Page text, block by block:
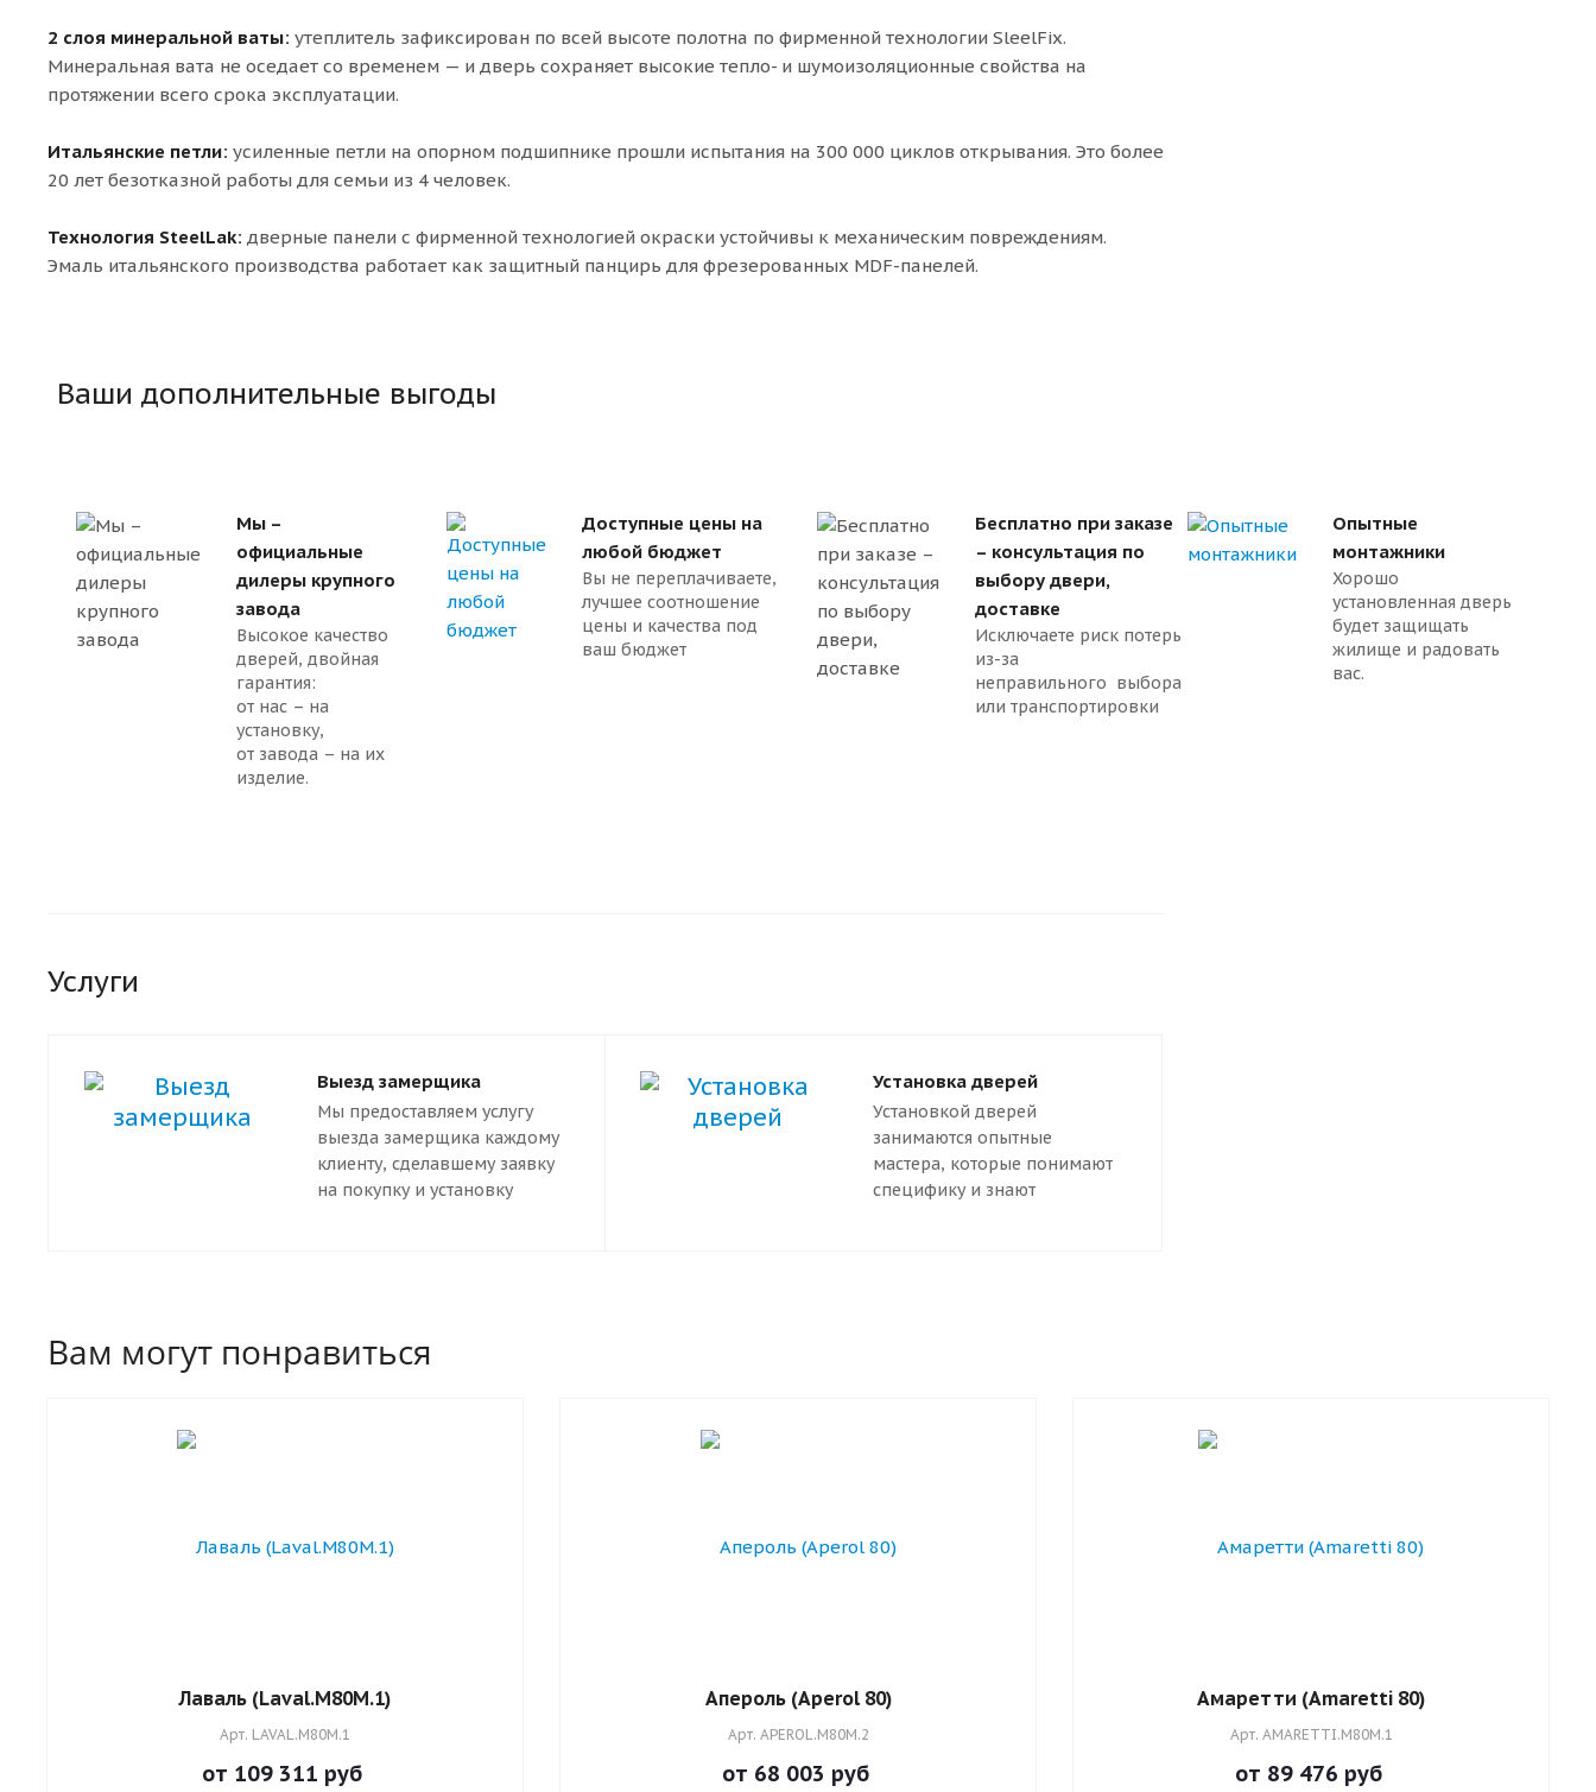
2 слоя минеральной ваты: утеплитель зафиксирован по всей высоте полотна по фирменной технологии SleelFix.
Минеральная вата не оседает со временем — и дверь сохраняет высокие тепло- и шумоизоляционные свойства на
протяжении всего срока эксплуатации.
Итальянские петли: усиленные петли на опорном подшипнике прошли испытания на 300 000 циклов открывания. Это более
20 лет безотказной работы для семьи из 4 человек.
Технология SteelLak: дверные панели с фирменной технологией окраски устойчивы к механическим повреждениям.
Эмаль итальянского производства работает как защитный панцирь для фрезерованных MDF-панелей.
Ваши дополнительные выгоды
Мы –
официальные
дилеры крупного
завода
Высокое качество
дверей, двойная
гарантия:
от нас – на
установку,
от завода – на их
изделие.
Доступные цены на
любой бюджет
Вы не переплачиваете,
лучшее соотношение
цены и качества под
ваш бюджет
Бесплатно при заказе
– консультация по
выбору двери,
доставке
Исключаете риск потерь
из-за
неправильного выбора
или транспортировки
Опытные
монтажники
Хорошо
установленная дверь
будет защищать
жилище и радовать
вас.
Услуги
Выезд замерщика
Мы предоставляем услугу
выезда замерщика каждому
клиенту, сделавшему заявку
на покупку и установку
Установка дверей
Установкой дверей
занимаются опытные
мастера, которые понимают
специфику и знают
Вам могут понравиться
Лаваль (Laval.M80M.1)
Арт. LAVAL.M80M.1
от 109 311 руб
Апероль (Аperol 80)
Арт. APEROL.M80M.2
от 68 003 руб
Амаретти (Amaretti 80)
Арт. AMARETTI.M80M.1
от 89 476 руб